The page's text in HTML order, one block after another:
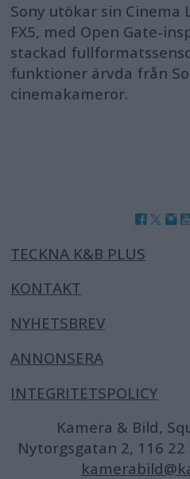
Sony utökar sin Cinema
FX5, med Open Gate-
stackad
funktioner ärvda från
cinemakameror.
TECKNA K&B PLUS
KONTAKT
NYHETSBREV
ANNONSERA
INTEGRITETSPOLICY
Kamera & Bild,
Nytorgsgatan 2, 116